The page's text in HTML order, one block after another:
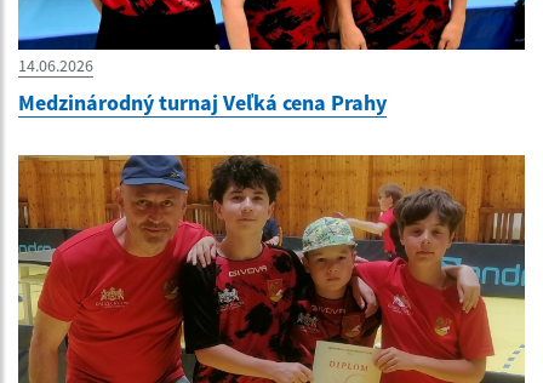
14.06.2026
Medzinárodný turnaj Veľká cena Prahy